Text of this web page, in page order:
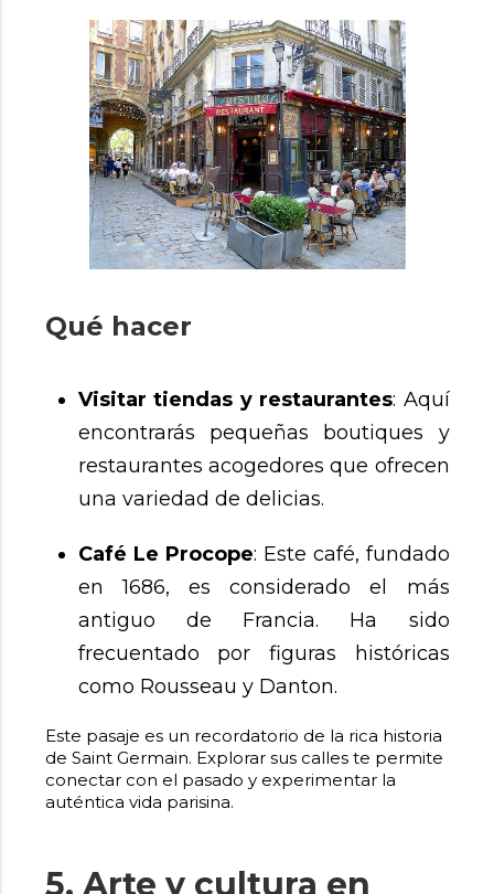
Qué hacer
Visitar tiendas y restaurantes: Aquí
encontrarás pequeñas boutiques y
restaurantes acogedores que ofrecen
una variedad de delicias.
Café Le Procope: Este café, fundado
en 1686, es considerado el más
antiguo de Francia. Ha sido
frecuentado por figuras históricas
como Rousseau y Danton.
Este pasaje es un recordatorio de la rica historia
de Saint Germain. Explorar sus calles te permite
conectar con el pasado y experimentar la
auténtica vida parisina.
5. Arte y cultura en